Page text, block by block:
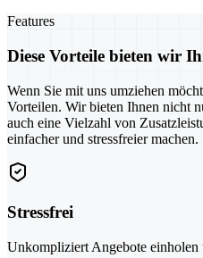
Features
Diese Vorteile bieten wir
Wenn Sie mit uns umziehen
Vorteilen. Wir bieten Ihnen nicht
auch eine Vielzahl von
einfacher und stressfreier machen.
Stressfrei
Unkompliziert Angebote einholen